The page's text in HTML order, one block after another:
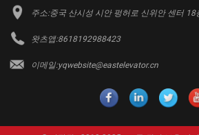
주소:중국 산시성 시안 펑허로 신위안 센터 18
왓츠앱:8618192988423
이메일:yqwebsite@eastelevator.cn